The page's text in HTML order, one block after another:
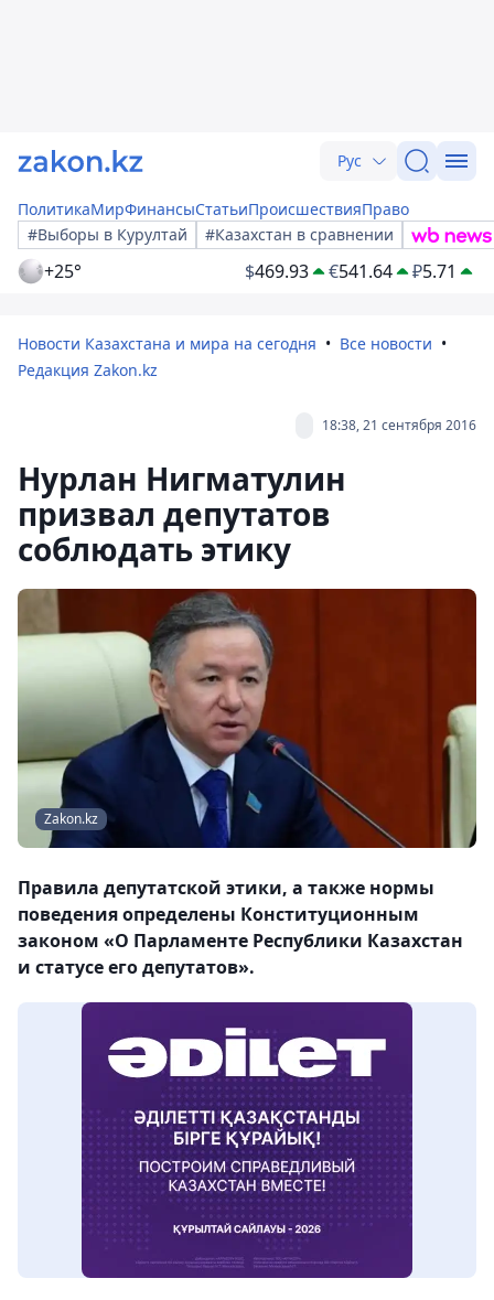
Рус
ПолитикаМирФинансыСтатьиПроисшествияПраво
#Выборы в Курултай
#Казахстан в сравнении
+25° $469.93 €541.64 ₽5.71
Новости Казахстана и мира на сегодня
Все новости
Редакция Zakon.kz
18:38, 21 сентября 2016
Нурлан Нигматулин
призвал депутатов
соблюдать этику
Zakon.kz
Правила депутатской этики, а также нормы
поведения определены Конституционным
законом «О Парламенте Республики Казахстан
и статусе его депутатов».